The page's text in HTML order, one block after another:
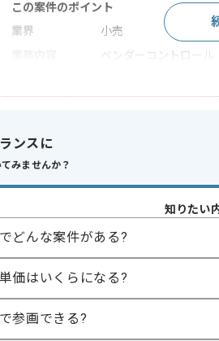
この案件のポイント
業界
小売
ベンダーコントロール
求めるスキル
・SAP販売と物流領域に関する知見
歓迎スキル
・食品業界に関する知見
スキルに不安がある方へ
ンスに
みませんか？
知りたい
どんな案件がある?
価はいくらになる?
参画できる?